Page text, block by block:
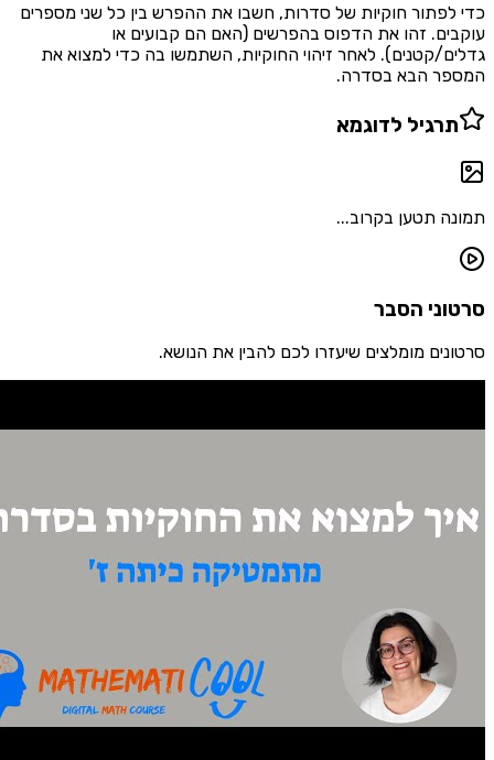
חוקיות של סדרות, חשבו את ההפרש בין כל שני מספרים
זהו את הדפוס בהפרשים (האם הם קבועים או
קטנים). לאחר זיהוי החוקיות, השתמשו בה כדי למצוא את
הבא בסדרה.
לדוגמא
תטען בקרוב...
הסבר
מומלצים שיעזרו לכם להבין את הנושא.